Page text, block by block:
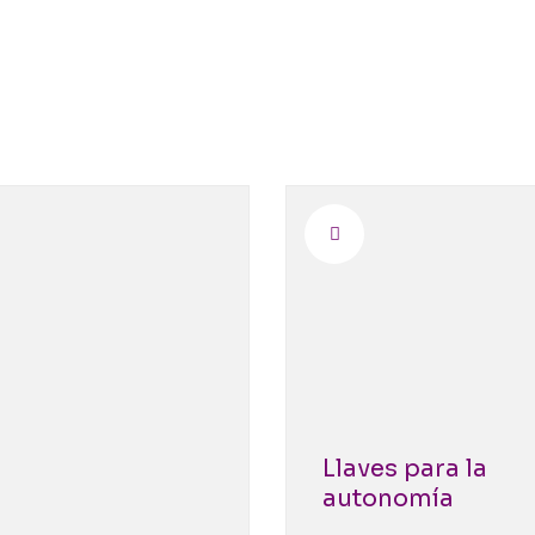
Llaves para la
autonomía